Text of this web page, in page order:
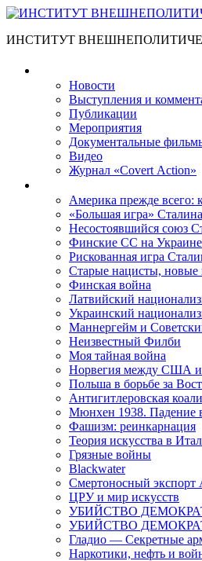
ИНСТИТУТ
Новости
Выступления и
Публикации
Мероприятия
Документальные
Видео
Журнал «Covert Action»
Америка прежде всего:
«Большая игра»
Несостоявшийся союз
Финские СС на
Рискованная игра
Старые нацисты, новые
Финская война
Латвийский
Украинский
Маннергейм и
Неизвестный Филби
Моя тайная война
Норвегия между США и
Польша в борьбе за
Антигитлеровская
Мюнхен 1938. Падение
Фашизм: реинкарнация
Теория искусства в
Грязные войны
Blackwater
Смертоносный экспорт
ЦРУ и мир искусств
УБИЙСТВО
УБИЙСТВО
Гладио — Секретные
Наркотики, нефть и